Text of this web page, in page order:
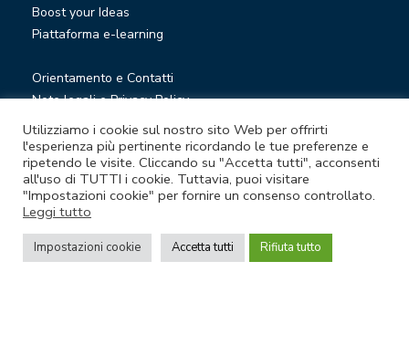
Boost your Ideas
Piattaforma e-learning
Orientamento e Contatti
Note legali e Privacy Policy
Privacy Newsletter
Società trasparente
Whistleblowing
© Lazio Innova S.p.A. società soggetta a direzione e
coordinamento della Regione Lazio
Sede legale Via Marco Aurelio 26 A - 00184 Roma
Utilizziamo i cookie sul nostro sito Web per offrirti
l'esperienza più pertinente ricordando le tue preferenze e
ripetendo le visite. Cliccando su "Accetta tutti", acconsenti
all'uso di TUTTI i cookie. Tuttavia, puoi visitare
"Impostazioni cookie" per fornire un consenso controllato.
Leggi tutto
Impostazioni cookie Accetta tutti Rifiuta tutto